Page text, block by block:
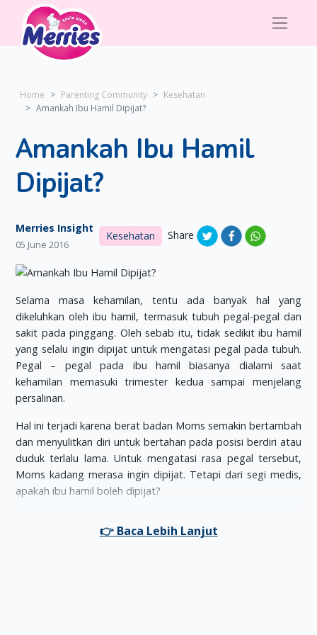
Home Parenting Community
Kesehatan
Amankah Ibu Hamil Dipijat?
Amankah Ibu Hamil
Dipijat?
Merries Insight
05 June 2016
Kesehatan Share
Selama masa kehamilan, tentu ada banyak hal yang
dikeluhkan oleh ibu hamil, termasuk tubuh pegal-pegal dan
sakit pada pinggang. Oleh sebab itu, tidak sedikit ibu hamil
yang selalu ingin dipijat untuk mengatasi pegal pada tubuh.
Pegal – pegal pada ibu hamil biasanya dialami saat
kehamilan memasuki trimester kedua sampai menjelang
persalinan.
Hal ini terjadi karena berat badan Moms semakin bertambah
dan menyulitkan diri untuk bertahan pada posisi berdiri atau
duduk terlalu lama. Untuk mengatasi rasa pegal tersebut,
Moms kadang merasa ingin dipijat. Tetapi dari segi medis,
apakah ibu hamil boleh dipijat?
Tetapi ada beberapa bagian tubuh yang tidak dianjurkan